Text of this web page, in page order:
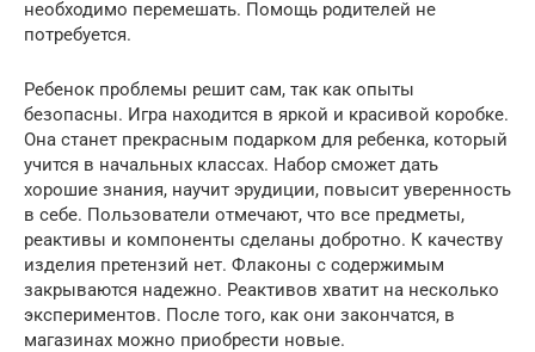
необходимо перемешать. Помощь родителей не
потребуется.
Ребенок проблемы решит сам, так как опыты
безопасны. Игра находится в яркой и красивой коробке.
Она станет прекрасным подарком для ребенка, который
учится в начальных классах. Набор сможет дать
хорошие знания, научит эрудиции, повысит уверенность
в себе. Пользователи отмечают, что все предметы,
реактивы и компоненты сделаны добротно. К качеству
изделия претензий нет. Флаконы с содержимым
закрываются надежно. Реактивов хватит на несколько
экспериментов. После того, как они закончатся, в
магазинах можно приобрести новые.